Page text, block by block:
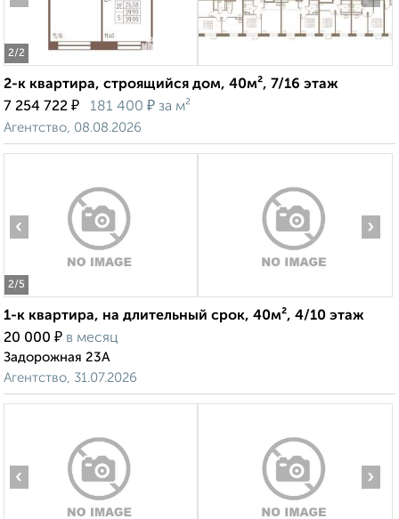
2/2
2-к квартира, строящийся дом, 40м², 7/16 этаж
7 254 722 ₽ 181 400 ₽ за м²
Агентство, 08.08.2026
2/5
‹ ›
1-к квартира, на длительный срок, 40м², 4/10 этаж
20 000 ₽ в месяц
Задорожная 23А
Агентство, 31.07.2026
‹ ›